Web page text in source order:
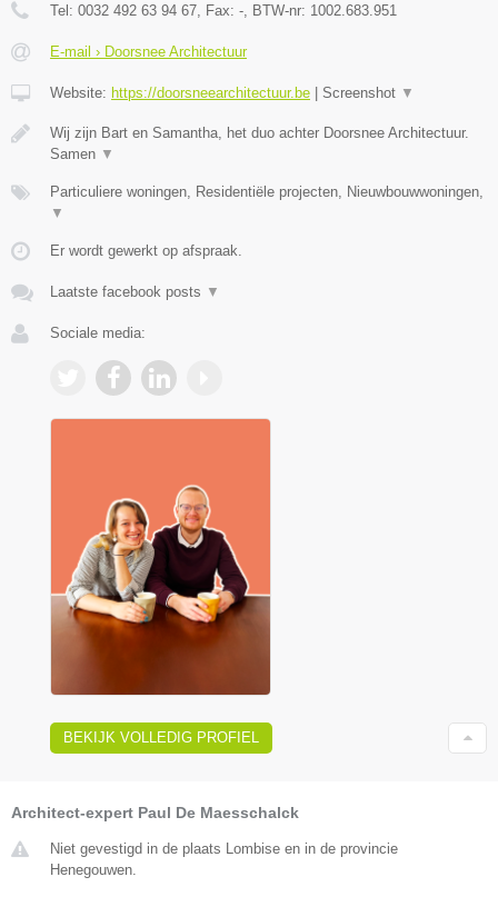
Tel: 0032 492 63 94 67, Fax: -, BTW-nr: 1002.683.951
E-mail › Doorsnee Architectuur
Website: https://doorsneearchitectuur.be Screenshot ▼
Wij zijn Bart en Samantha, het duo achter Doorsnee Architectuur.
Samen ▼
Particuliere woningen, Residentiële projecten, Nieuwbouwwoningen,
▼
Er wordt gewerkt op afspraak.
Laatste facebook posts ▼
Sociale media:
BEKIJK VOLLEDIG PROFIEL
Architect-expert Paul De Maesschalck
Niet gevestigd in de plaats Lombise en in de provincie
Henegouwen.